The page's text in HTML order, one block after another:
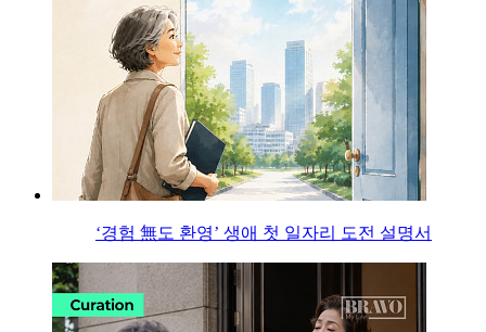
‘경험 無도 환영’ 생애 첫 일자리 도전 설명서